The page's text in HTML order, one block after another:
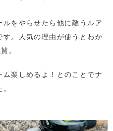
をやらせたら他に敵うルア
。人気の理由が使うとわか
。
楽しめるよ！とのことでナ